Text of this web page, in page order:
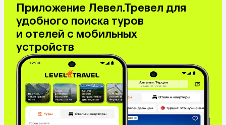
Приложение Левел.Тревел для
удобного поиска туров
и отелей с мобильных
устройств